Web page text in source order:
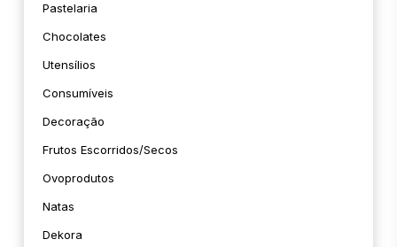
Pastelaria
Chocolates
Utensílios
Consumíveis
Decoração
Frutos Escorridos/secos
Ovoprodutos
Natas
Dekora